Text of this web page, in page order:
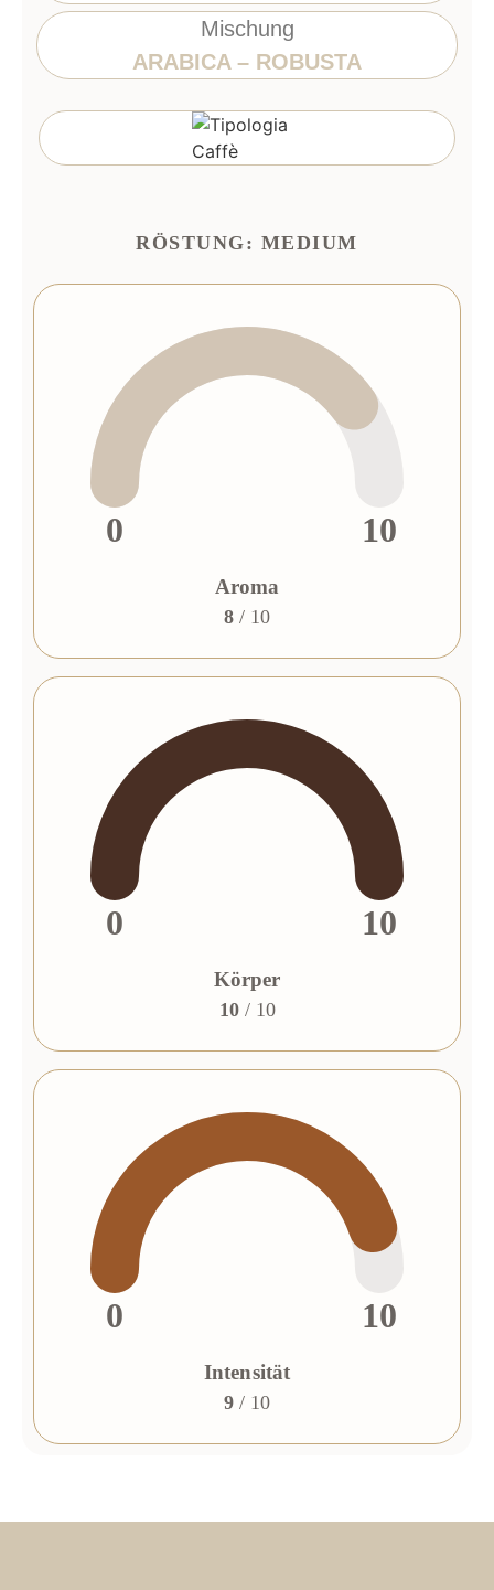
Mischung
ARABICA – ROBUSTA
RÖSTUNG: MEDIUM
0 10
Aroma
8 / 10
0 10
Körper
10/ 10
0 10
Intensität
9 / 10